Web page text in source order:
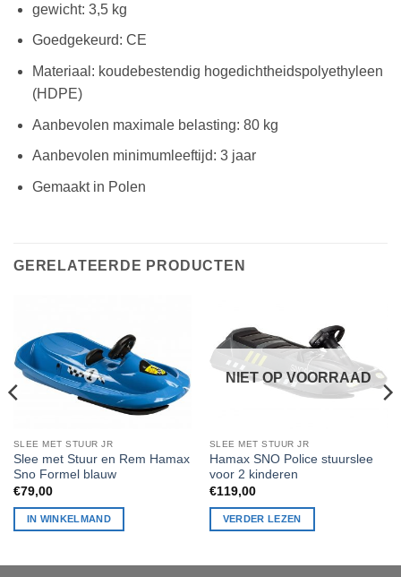
gewicht: 3,5 kg
Goedgekeurd: CE
Materiaal: koudebestendig hogedichtheidspolyethyleen
(HDPE)
Aanbevolen maximale belasting: 80 kg
Aanbevolen minimumleeftijd: 3 jaar
Gemaakt in Polen
GERELATEERDE PRODUCTEN
SLEE MET STUUR JR
Slee met Stuur en Rem Hamax
Sno Formel blauw
€79,00
IN WINKELMAND
NIET OP VOORRAAD
SLEE MET STUUR JR
Hamax SNO Police stuurslee
voor 2 kinderen
€119,00
VERDER LEZEN